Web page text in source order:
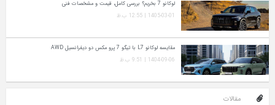
لوکانو 7 بخریم؟ بررسی کامل، قیمت و مشخصات فنی
1405-03-01 | 12:55 ب.ظ
مقایسه لوکانو L7 با تیگو 7 پرو مکس دو دیفرانسیل AWD
1404-09-06 | 9:51 ب.ظ
مقالات